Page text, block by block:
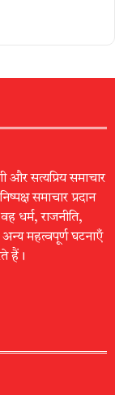
सत्यप्रिय समाचार
समाचार प्रदान
धर्म, राजनीति,
महत्वपूर्ण घटनाएँ
हैं।